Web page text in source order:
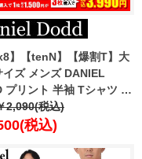
】【tenN】【爆割T】大
イズ メンズ DANIEL
プリント 半袖 Tシャツ 全
2502pt7 【t2501】
2,090(税込)
税込)